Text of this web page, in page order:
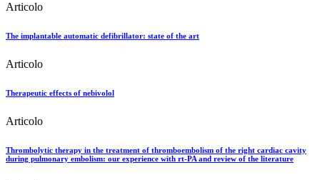
Articolo
The implantable automatic defibrillator: state of the art
Articolo
Therapeutic effects of nebivolol
Articolo
Thrombolytic therapy in the treatment of thromboembolism of the right cardiac cavity
during pulmonary embolism: our experience with rt-PA and review of the literature